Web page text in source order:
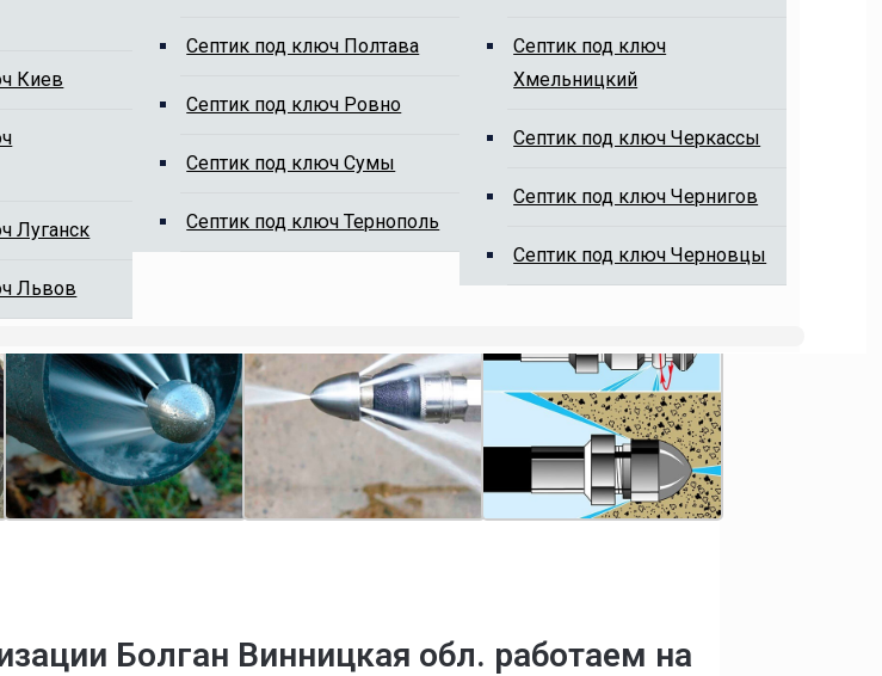
Киев
Луганск
Львов
Cептик под ключ Полтава
Cептик под ключ Ровно
Cептик под ключ Сумы
Cептик под ключ Тернополь
Cептик под ключ
Хмельницкий
Cептик под ключ Черкассы
Cептик под ключ Чернигов
Cептик под ключ Черновцы
Болган Винницкая обл. работаем на